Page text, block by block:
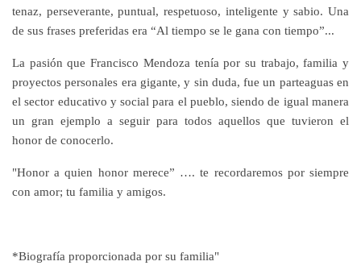
tenaz, perseverante, puntual, respetuoso, inteligente y sabio. Una
de sus frases preferidas era “Al tiempo se le gana con tiempo”...
La pasión que Francisco Mendoza tenía por su trabajo, familia y
proyectos personales era gigante, y sin duda, fue un parteaguas en
el sector educativo y social para el pueblo, siendo de igual manera
un gran ejemplo a seguir para todos aquellos que tuvieron el
honor de conocerlo.
"Honor a quien honor merece” …. te recordaremos por siempre
con amor; tu familia y amigos.
*Biografía proporcionada por su familia"